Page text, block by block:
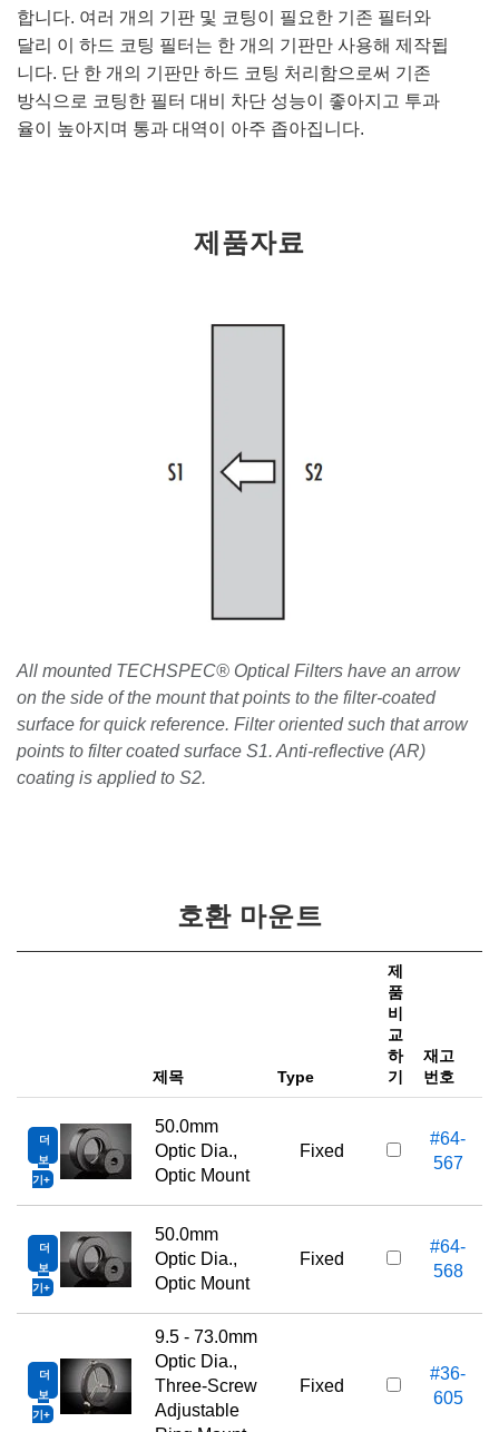
합니다. 여러 개의 기판 및 코팅이 필요한 기존 필터와
달리 이 하드 코팅 필터는 한 개의 기판만 사용해 제작됩
니다. 단 한 개의 기판만 하드 코팅 처리함으로써 기존
방식으로 코팅한 필터 대비 차단 성능이 좋아지고 투과
율이 높아지며 통과 대역이 아주 좁아집니다.
제품자료
All mounted TECHSPEC® Optical Filters have an arrow
on the side of the mount that points to the filter-coated
surface for quick reference. Filter oriented such that arrow
points to filter coated surface S1. Anti-reflective (AR)
coating is applied to S2.
호환 마운트
제목 Type
제
품
비
교
하
기
재고
번호
더
보
기
50.0mm
Optic Dia.,
Optic Mount
Fixed
#64-
567
더
보
기
50.0mm
Optic Dia.,
Optic Mount
Fixed
#64-
568
더
보
기
9.5 - 73.0mm
Optic Dia.,
Three-Screw
Adjustable
Fixed
#36-
605